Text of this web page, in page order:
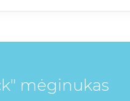
mėginukas